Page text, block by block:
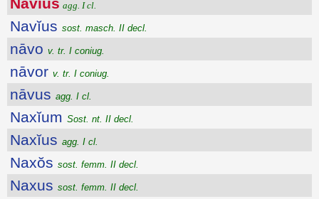
Navĭus agg. I cl.
Navĭus sost. masch. II decl.
nāvo v. tr. I coniug.
nāvor v. tr. I coniug.
nāvus agg. I cl.
Naxĭum Sost. nt. II decl.
Naxĭus agg. I cl.
Naxŏs sost. femm. II decl.
Naxus sost. femm. II decl.